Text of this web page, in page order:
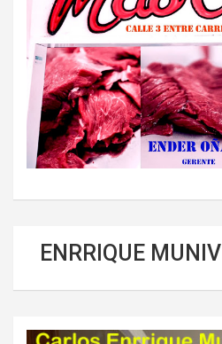
ENRRIQUE